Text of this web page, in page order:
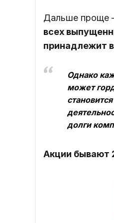
Дальше проще
всех
принадлежит
Однако
может
долги
Акции бывают